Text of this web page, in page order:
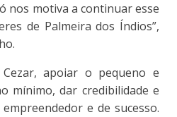
nos motiva a continuar esse
de Palmeira dos Índios”,
apoiar o pequeno e
mínimo, dar credibilidade e
e de sucesso.